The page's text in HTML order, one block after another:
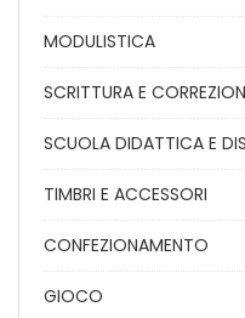
MODULISTICA
SCRITTURA E
SCUOLA DIDATTICA E
TIMBRI E ACCESSORI
CONFEZIONAMENTO
GIOCO